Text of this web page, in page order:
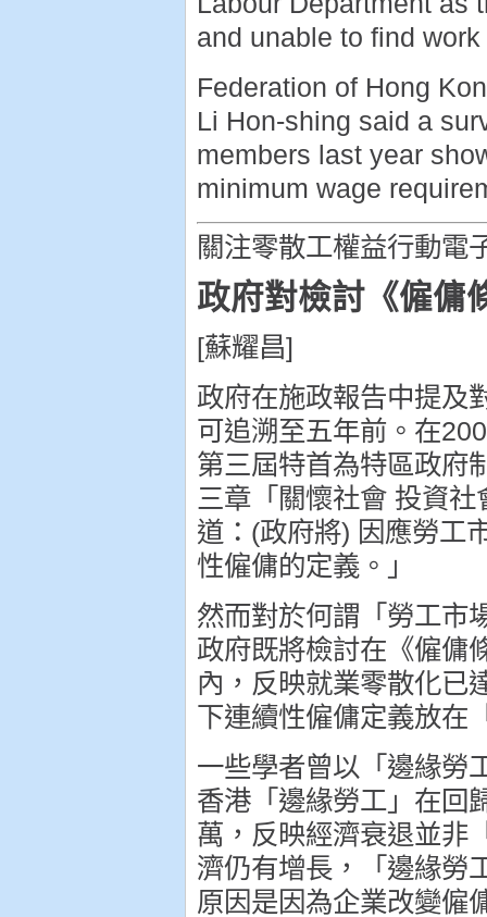
and unable to find
Federation of Hong
Li Hon-shing said a
members last year
minimum wage
關注零散工權益行動電
政府對檢討《僱傭
[蘇耀昌]
政府在施政報告中提及
可追溯至五年前。在
第三屆特首為特區政府
三章「關懷社會 投資
道：(政府將) 因應勞工
性僱傭的定義。」
然而對於何謂「勞工市
政府既將檢討在《僱傭
內，反映就業零散化已
下連續性僱傭定義放在
一些學者曾以「邊緣勞
香港「邊緣勞工」在回
萬，反映經濟衰退並非
濟仍有增長，「邊緣勞
原因是因為企業改變僱